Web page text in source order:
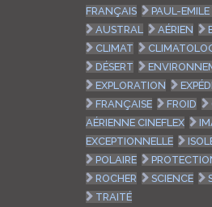
FRANÇAIS
PAUL-
AUSTRAL
AÉRIEN
CLIMAT
DÉSERT
EXPLORATION
FRANÇAISE
FROID
AÉRIENNE CINEFLEX
EXCEPTIONNELLE
POLAIRE
ROCHER
SCIENCE
TRAITÉ